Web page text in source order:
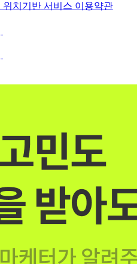
위치기반 서비스 이용약관